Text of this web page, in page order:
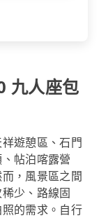
九人座包
遊憩區、石門
帖泊喀露營
，風景區之間
少、路線固
的需求。自行